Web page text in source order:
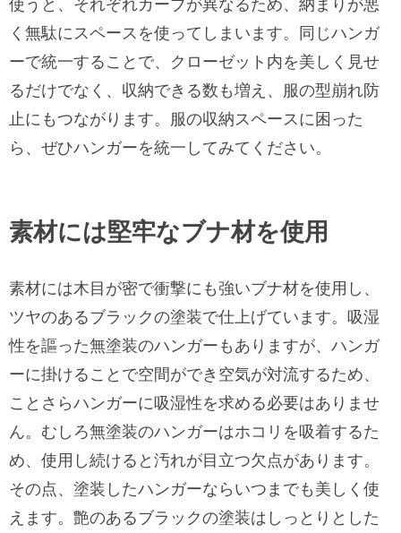
使うと、それぞれカーブが異なるため、納まりが悪
く無駄にスペースを使ってしまいます。同じハンガ
ーで統一することで、クローゼット内を美しく見せ
るだけでなく、収納できる数も増え、服の型崩れ防
止にもつながります。服の収納スペースに困った
ら、ぜひハンガーを統一してみてください。
素材には堅牢なブナ材を使用
素材には木目が密で衝撃にも強いブナ材を使用し、
ツヤのあるブラックの塗装で仕上げています。吸湿
性を謳った無塗装のハンガーもありますが、ハンガ
ーに掛けることで空間ができ空気が対流するため、
ことさらハンガーに吸湿性を求める必要はありませ
ん。むしろ無塗装のハンガーはホコリを吸着するた
め、使用し続けると汚れが目立つ欠点があります。
その点、塗装したハンガーならいつまでも美しく使
えます。艶のあるブラックの塗装はしっとりとした